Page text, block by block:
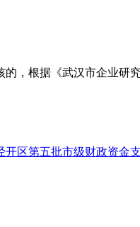
，根据《武汉市企业研
开区第五批市级财政资金